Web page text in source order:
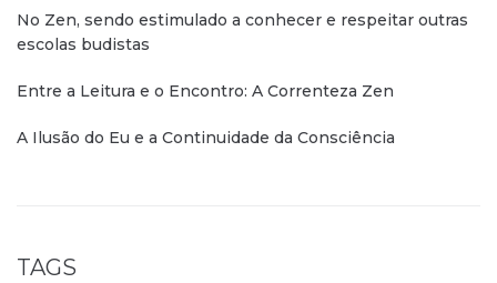
No Zen, sendo estimulado a conhecer e respeitar outras
escolas budistas
Entre a Leitura e o Encontro: A Correnteza Zen
A Ilusão do Eu e a Continuidade da Consciência
TAGS